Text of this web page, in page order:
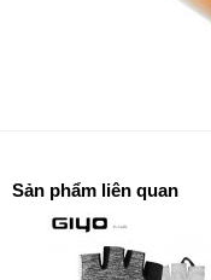
Sản phẩm liên quan